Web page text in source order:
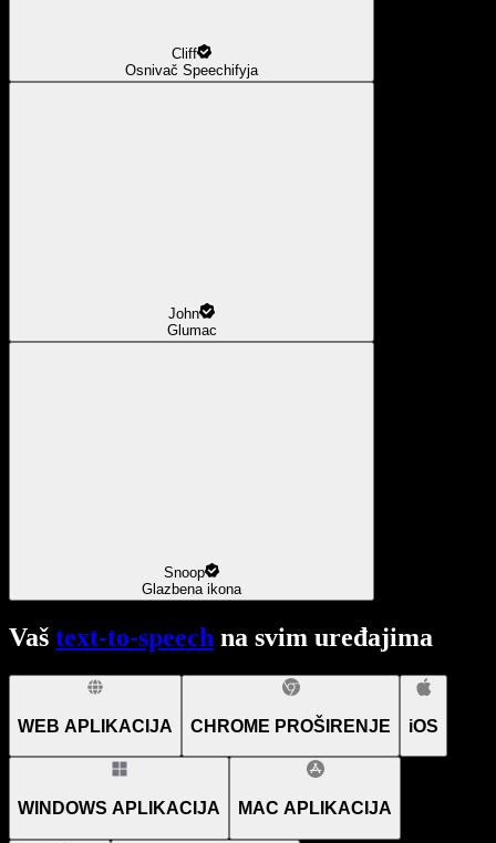
Cliff
Osnivač Speechifyja
John
Glumac
Snoop
Glazbena ikona
Vaš text-to-speech na svim uređajima
WEB APLIKACIJA CHROME PROŠIRENJE iOS
WINDOWS APLIKACIJA MAC APLIKACIJA